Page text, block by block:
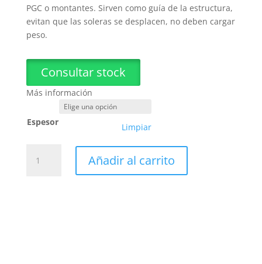
PGC o montantes. Sirven como guía de la estructura,
evitan que las soleras se desplacen, no deben cargar
peso.
Consultar stock
Más información
Espesor Limpiar
Añadir al carrito